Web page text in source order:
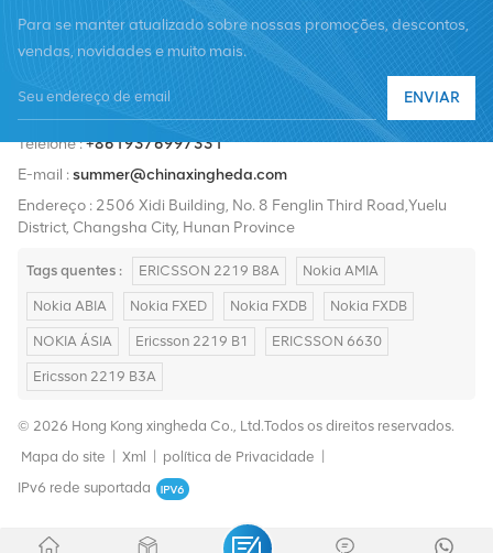
terminais e materiais auxiliares de suporte. Os prestadores de
serviços incluem Nokia, Ericsson, Huawei, ZTE, Bell, Alcatel,
Nortel, Siemens e Lucent. Expandiremos nossa participação no
mercado internacional com produtos de alta qualidade, serviços
de alta qualidade, preços razoáveis ​​e entrega pontual.
Para se manter atualizado sobre nossas promoções, descontos,
vendas, novidades e muito mais.
ENVIAR
Telefone :+8619376997331
E-mail :summer@chinaxingheda.com
Endereço : 2506 Xidi Building, No. 8 Fenglin Third Road,Yuelu
District, Changsha City, Hunan Province
Tags quentes : ERICSSON 2219 B8A Nokia AMIA
Nokia ABIA Nokia FXED Nokia FXDB Nokia FXDB
NOKIA ÁSIA Ericsson 2219 B1 ERICSSON 6630
Ericsson 2219 B3A
© 2026 Hong Kong xingheda Co., Ltd.Todos os direitos reservados.
Mapa do site
Xml política de Privacidade
IPv6 rede suportada